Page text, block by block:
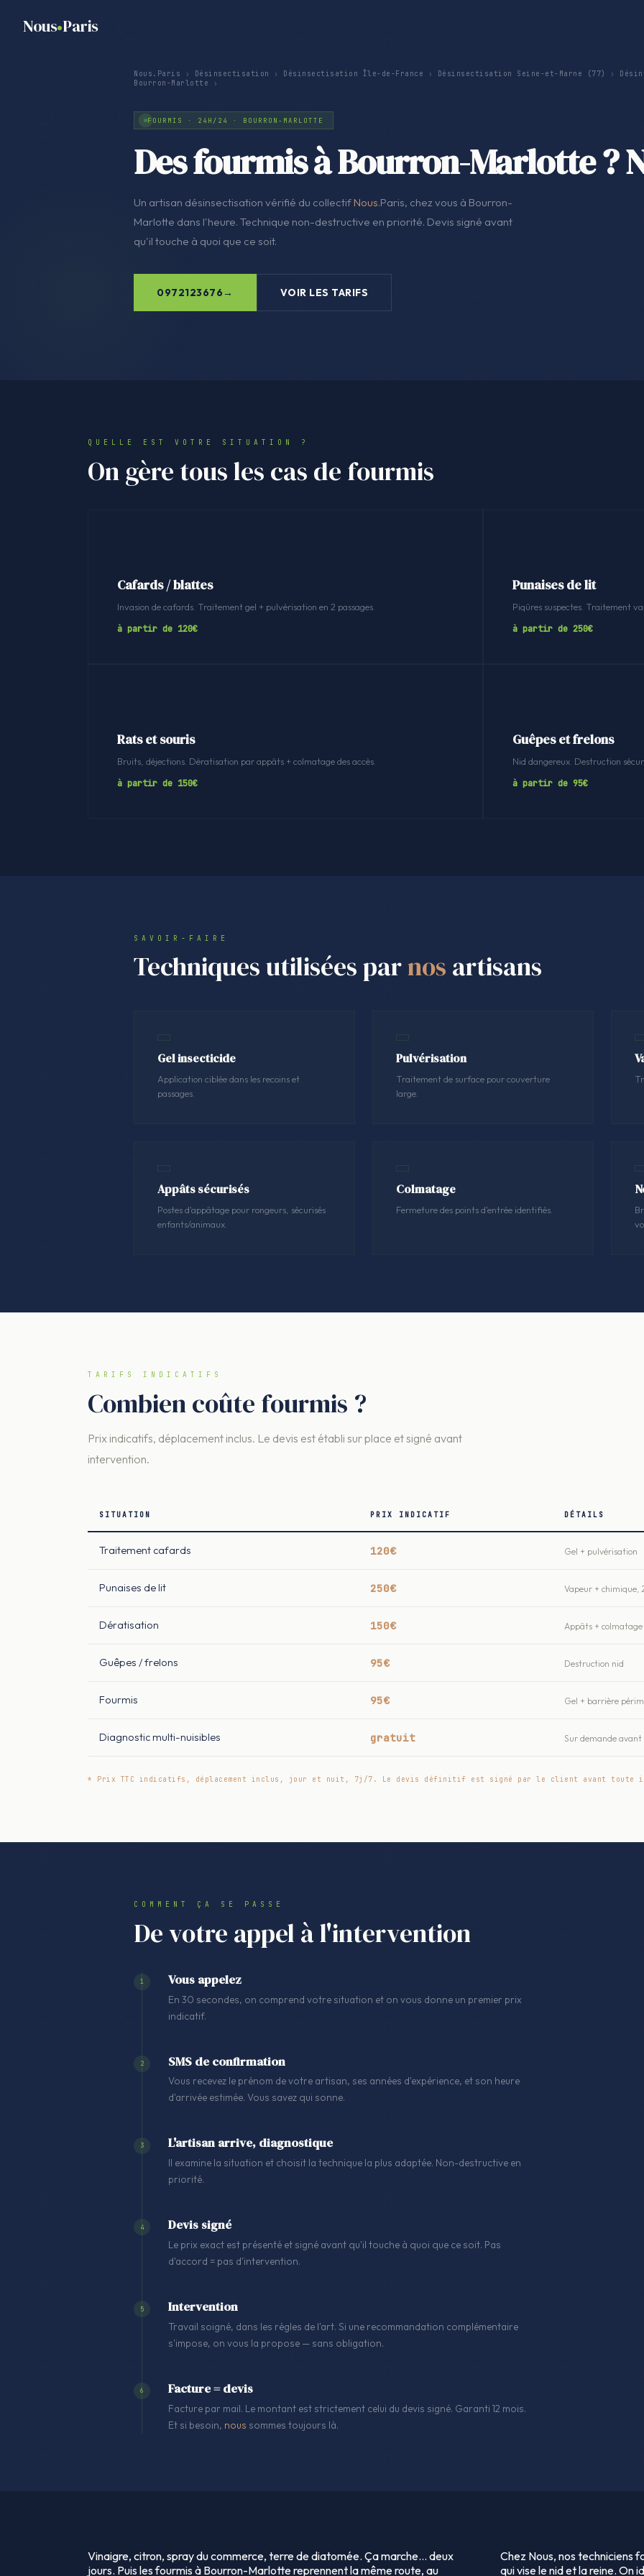
Nous Paris
Nous.Paris › Désinsectisation › Désinsectisation Île-de-France › Désinsectisation Seine-et-Marne (77) ›
Bourron-Marlotte ›
FOURMIS · 24H/24 · BOURRON-MARLOTTE
Des fourmis à Bourron-Marlotte ?
Un artisan désinsectisation vérifié du collectifNous.Paris, chez vous à Bourron-
Marlotte dans l'heure. Technique non-destructive en priorité. Devis signé avant
qu'il touche à quoi que ce soit.
0972123676 VOIR LES TARIFS
QUELLE EST VOTRE SITUATION ?
On gère tous les cas de fourmis
Cafards / blattes
Invasion de cafards. Traitement gel + pulvérisation en 2 passages.
à partir de 120€
Punaises de lit
Piqûres suspectes. Traitement
à partir de 250€
Rats et souris
Bruits, déjections. Dératisation par appâts + colmatage des accès.
à partir de 150€
Guêpes et frelons
Nid dangereux. Destruction
à partir de 95€
SAVOIR-FAIRE
Techniques utilisées parnos artisans
Gel insecticide
Application ciblée dans les recoins et
passages.
Pulvérisation
Traitement de surface pour couverture
large.
Appâts sécurisés
Postes d'appâtage pour rongeurs, sécurisés
enfants/animaux.
Colmatage
Fermeture des points d'entrée identifiés.
TARIFS INDICATIFS
Combien coûte fourmis ?
Prix indicatifs, déplacement inclus. Le devis est établi sur place et signé avant
intervention.
SITUATION PRIX INDICATIF DÉTAILS
Traitement cafards 120€ Gel + pulvérisation
Punaises de lit 250€ Vapeur + chimique,
Dératisation 150€ Appâts + colmatage
Guêpes / frelons 95€ Destruction nid
Fourmis 95€ Gel + barrière
Diagnostic multi-nuisibles gratuit Sur demande
* Prix TTC indicatifs, déplacement inclus, jour et nuit, 7j/7. Le devis définitif est signé par le client avant toute
COMMENT ÇA SE PASSE
De votre appel à l'intervention
1 Vous appelez
En 30 secondes, on comprend votre situation et on vous donne un premier prix
indicatif.
2 SMS de confirmation
Vous recevez le prénom de votre artisan, ses années d'expérience, et son heure
d'arrivée estimée. Vous savez qui sonne.
3 L'artisan arrive, diagnostique
Il examine la situation et choisit la technique la plus adaptée. Non-destructive en
priorité.
4 Devis signé
Le prix exact est présenté et signé avant qu'il touche à quoi que ce soit. Pas
d'accord = pas d'intervention.
5 Intervention
Travail soigné, dans les règles de l'art. Si une recommandation complémentaire
s'impose, on vous la propose — sans obligation.
6 Facture = devis
Facture par mail. Le montant est strictement celui du devis signé. Garanti 12 mois.
Et si besoin, nous sommes toujours là.
Vinaigre, citron, spray du commerce, terre de diatomée. Ça marche… deux
jours. Puis les fourmis à Bourron-Marlotte reprennent la même route, au
Chez Nous, nos techniciens
qui vise le nid et la reine. On